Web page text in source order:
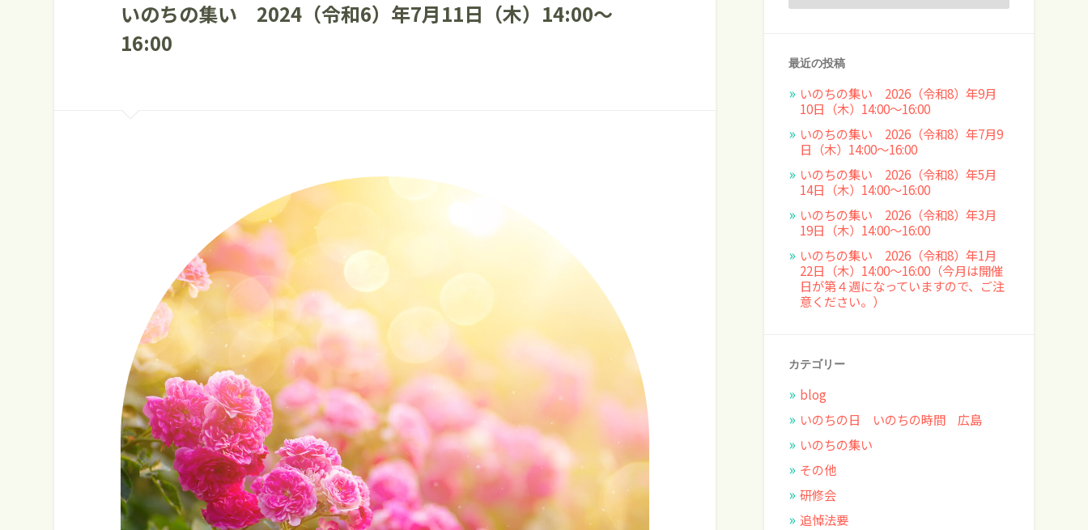
いのちの集い 2024（令和6）年7月11日（木）14:00～
16:00
最近の投稿
いのちの集い 2026（令和8）年9月
10日（木）14:00～16:00
いのちの集い 2026（令和8）年7月9
日（木）14:00～16:00
いのちの集い 2026（令和8）年5月
14日（木）14:00～16:00
いのちの集い 2026（令和8）年3月
19日（木）14:00～16:00
いのちの集い 2026（令和8）年1月
22日（木）14:00～16:00（今月は開催
日が第４週になっていますので、ご注
意ください。）
カテゴリー
blog
いのちの日 いのちの時間 広島
いのちの集い
その他
研修会
追悼法要